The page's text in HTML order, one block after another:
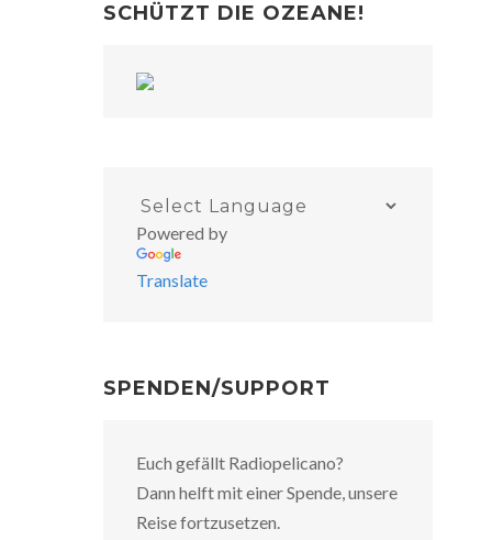
SCHÜTZT DIE OZEANE!
Powered by
Translate
SPENDEN/SUPPORT
Euch gefällt Radiopelicano?
Dann helft mit einer Spende, unsere
Reise fortzusetzen.